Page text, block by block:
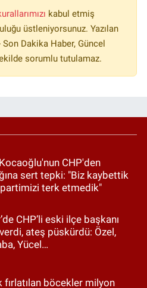
kabul etmiş
üstleniyorsunuz. Yazılan
Dakika Haber, Güncel
sorumlu tutulamaz.
CHP'den
sert tepki: "Biz kaybettik
terk etmedik"
CHP’li eski ilçe başkanı
ateş püskürdü: Özel,
Yücel…
fırlatılan böcekler milyon